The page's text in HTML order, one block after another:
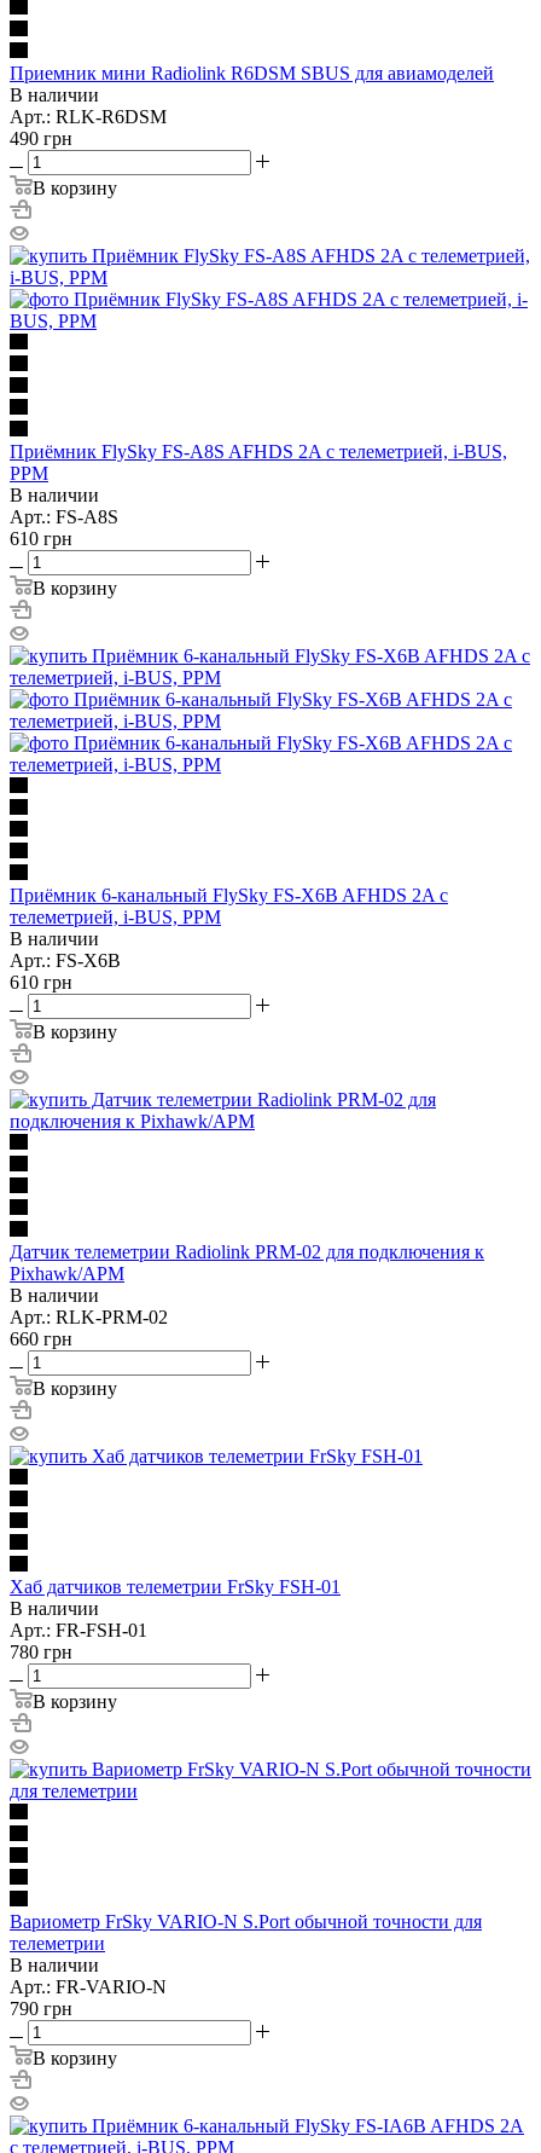
Приемник мини Radiolink R6DSM SBUS для авиамоделей
В наличии
Арт.: RLK-R6DSM
490 грн
В корзину
Приёмник FlySky FS-A8S AFHDS 2A с телеметрией, i-BUS,
PPM
В наличии
Арт.: FS-A8S
610 грн
В корзину
Приёмник 6-канальный FlySky FS-X6B AFHDS 2A с
телеметрией, i-BUS, PPM
В наличии
Арт.: FS-X6B
610 грн
В корзину
Датчик телеметрии Radiolink PRM-02 для подключения к
Pixhawk/APM
В наличии
Арт.: RLK-PRM-02
660 грн
В корзину
Хаб датчиков телеметрии FrSky FSH-01
В наличии
Арт.: FR-FSH-01
780 грн
В корзину
Вариометр FrSky VARIO-N S.Port обычной точности для
телеметрии
В наличии
Арт.: FR-VARIO-N
790 грн
В корзину